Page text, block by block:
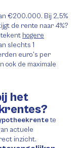
€200.000. Bij 2,5%
de rente naar 4%?
hogere
slechts 1
euro’s per
ook de maximale
het
te
actuele
inzicht.